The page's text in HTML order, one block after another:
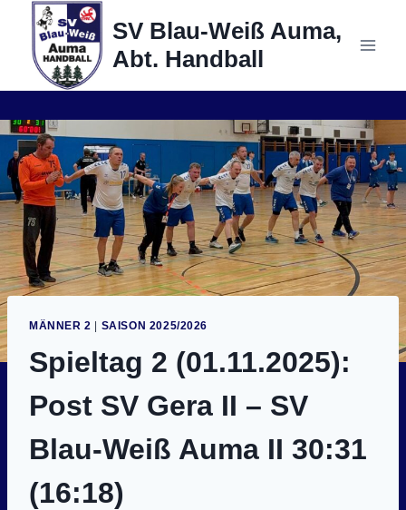
springen
SV Blau-Weiß Auma,
Abt. Handball
MÄNNER 2 | SAISON 2025/2026
Spieltag 2 (01.11.2025):
Post SV Gera II – SV
Blau-Weiß Auma II 30:31
(16:18)